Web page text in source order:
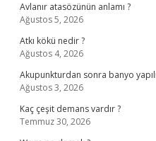
Avlanır atasözünün anlamı ?
Ağustos 5, 2026
Atkı kökü nedir ?
Ağustos 4, 2026
Akupunkturdan sonra banyo
Ağustos 3, 2026
Kaç çeşit demans vardır ?
Temmuz 30, 2026